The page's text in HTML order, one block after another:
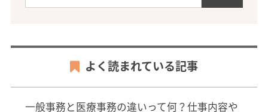
よく読まれている記事
一般事務と医療事務の違いって何？仕事内容や